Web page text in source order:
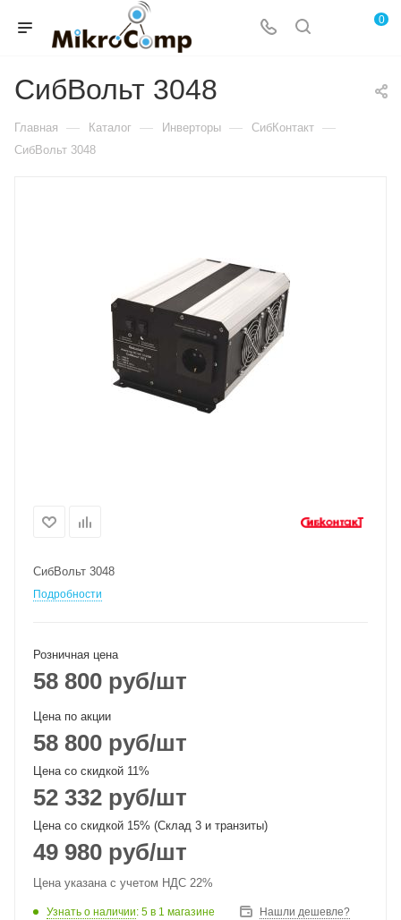
0
СибВольт 3048
Главная — Каталог — Инверторы — СибКонтакт —
СибВольт 3048
СибВольт 3048
Подробности
Розничная цена
58 800 руб/шт
Цена по акции
58 800 руб/шт
Цена со скидкой 11%
52 332 руб/шт
Цена со скидкой 15% (Склад 3 и транзиты)
49 980 руб/шт
Цена указана с учетом НДС 22%
Узнать о наличии: 5 в 1 магазине Нашли дешевле?